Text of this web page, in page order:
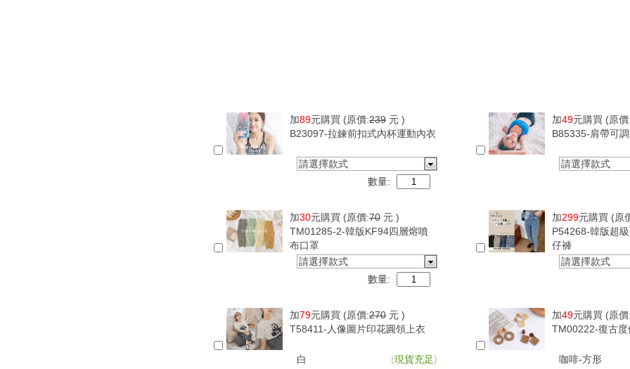
加89元購買 (原價:239 元 )
B23097-拉鍊前扣式內杯運動內衣
請選擇款式
數量:
加49元購買 (原價:
B85335-肩帶可
請選擇款式
加30元購買 (原價:70 元 )
TM01285-2-韓版KF94四層熔噴
布口罩
請選擇款式
數量:
加299元購買 (原
P54268-韓版超
仔褲
請選擇款式
加79元購買 (原價:270 元 )
T58411-人像圖片印花圓領上衣
白 (現貨充足)
加49元購買 (原價:
TM00222-復古
咖啡-方形